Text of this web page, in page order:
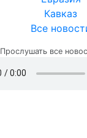
Кавказ
Все
Прослушать все